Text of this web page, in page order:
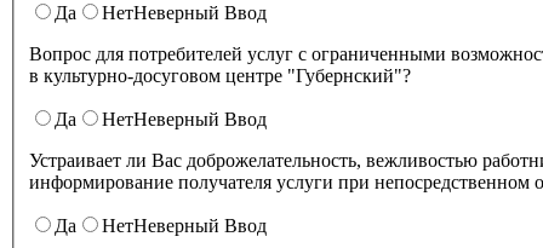
Да НетНеверный Ввод
Вопрос для потребителей услуг с ограниченными
в культурно-досуговом центре "Губернский"?
Да НетНеверный Ввод
Устраивает ли Вас доброжелательность, вежливостью работников организации культуры, обеспечивающих первичный контакт и
информирование получателя услуги при
Да НетНеверный Ввод